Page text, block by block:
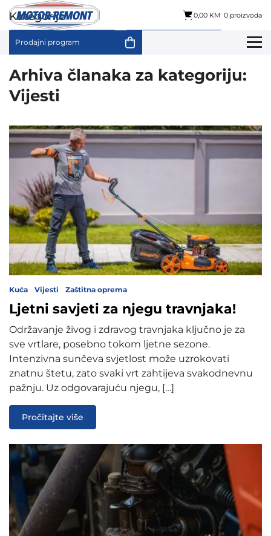
Skip
content
0,00 KM 0 proizvoda
Prodajni program
Kategorije
Kuća Vijesti
Arhiva članaka za kategoriju:
Vijesti
Kuća Vijesti Zaštitna oprema
Ljetni savjeti za njegu travnjaka!
Održavanje živog i zdravog travnjaka ključno je za
sve vrtlare, posebno tokom ljetne sezone.
Intenzivna sunčeva svjetlost može uzrokovati
znatnu štetu, zato svaki vrt zahtijeva svakodnevnu
pažnju. Uz odgovarajuću njegu, […]
Pročitajte više